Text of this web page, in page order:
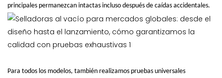
principales permanezcan intactas incluso después de caídas accidentales.
Para todos los modelos, también realizamos pruebas universales